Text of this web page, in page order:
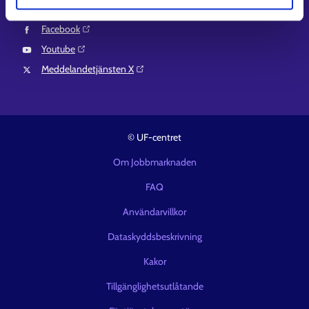
LinkedIn⁠
Facebook⁠
Youtube⁠
Meddelandetjänsten X⁠
© UF-centret
Om Jobbmarknaden
FAQ
Användarvillkor
Dataskyddsbeskrivning
Kakor
Tillgänglighetsutlåtande